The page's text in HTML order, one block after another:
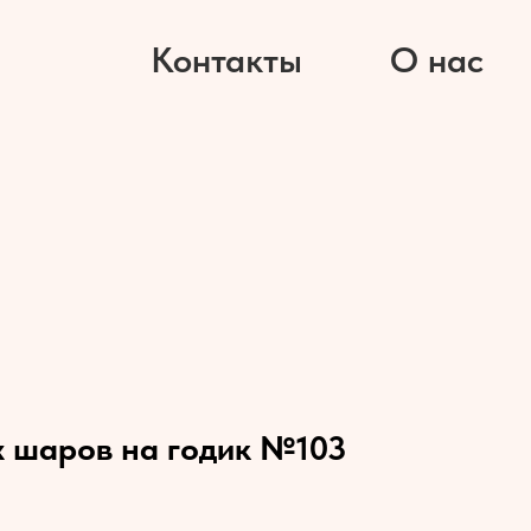
Контакты О нас
шаров на годик №103